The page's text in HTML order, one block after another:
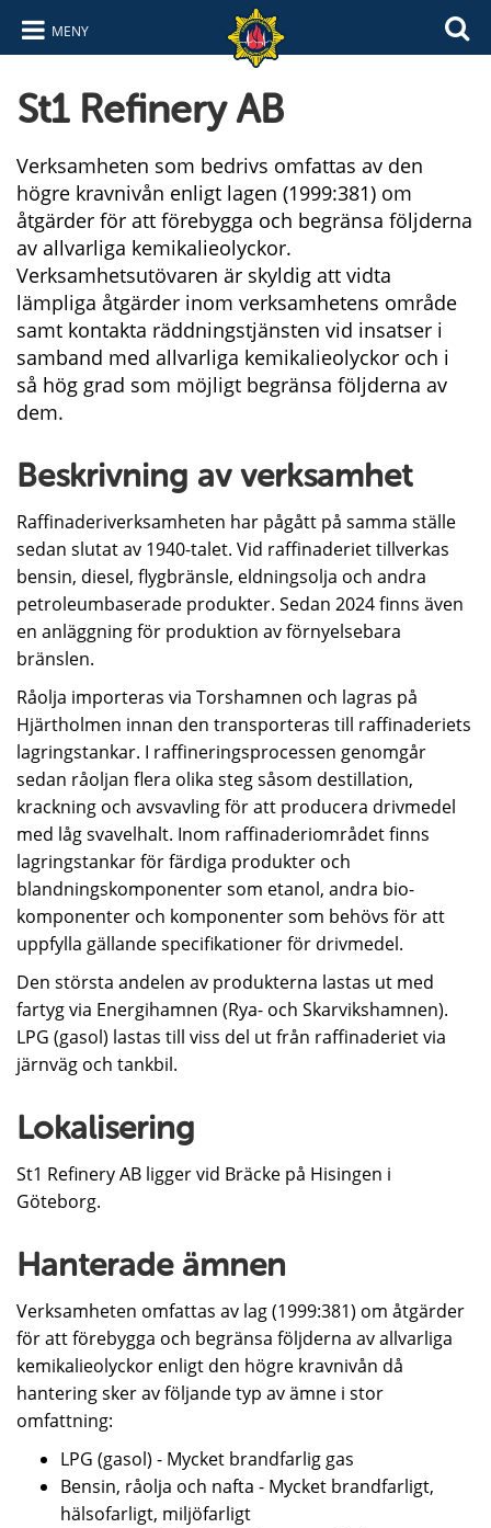
MENY
Hoppa till innehåll
Hoppa till navigering
St1 Refinery AB
Verksamheten som bedrivs omfattas av den
högre kravnivån enligt lagen (1999:381) om
åtgärder för att förebygga och begränsa följderna
av allvarliga kemikalieolyckor.
Verksamhetsutövaren är skyldig att vidta
lämpliga åtgärder inom verksamhetens område
samt kontakta räddningstjänsten vid insatser i
samband med allvarliga kemikalieolyckor och i
så hög grad som möjligt begränsa följderna av
dem.
Beskrivning av verksamhet
Raffinaderiverksamheten har pågått på samma ställe
sedan slutat av 1940-talet. Vid raffinaderiet tillverkas
bensin, diesel, flygbränsle, eldningsolja och andra
petroleumbaserade produkter. Sedan 2024 finns även
en anläggning för produktion av förnyelsebara
bränslen.
Råolja importeras via Torshamnen och lagras på
Hjärtholmen innan den transporteras till raffinaderiets
lagringstankar. I raffineringsprocessen genomgår
sedan råoljan flera olika steg såsom destillation,
krackning och avsvavling för att producera drivmedel
med låg svavelhalt. Inom raffinaderiområdet finns
lagringstankar för färdiga produkter och
blandningskomponenter som etanol, andra bio-
komponenter och komponenter som behövs för att
uppfylla gällande specifikationer för drivmedel.
Den största andelen av produkterna lastas ut med
fartyg via Energihamnen (Rya- och Skarvikshamnen).
LPG (gasol) lastas till viss del ut från raffinaderiet via
järnväg och tankbil.
Lokalisering
St1 Refinery AB ligger vid Bräcke på Hisingen i
Göteborg.
Hanterade ämnen
Verksamheten omfattas av lag (1999:381) om åtgärder
för att förebygga och begränsa följderna av allvarliga
kemikalieolyckor enligt den högre kravnivån då
hantering sker av följande typ av ämne i stor
omfattning:
LPG (gasol) - Mycket brandfarlig gas
Bensin, råolja och nafta - Mycket brandfarligt,
hälsofarligt, miljöfarligt